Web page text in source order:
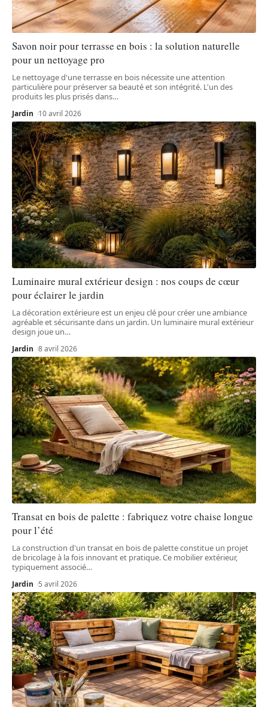
Savon noir pour terrasse en bois : la solution naturelle
pour un nettoyage pro
Le nettoyage d'une terrasse en bois nécessite une attention
particulière pour préserver sa beauté et son intégrité. L'un des
produits les plus prisés dans…
Jardin 10 avril 2026
Luminaire mural extérieur design : nos coups de cœur
pour éclairer le jardin
La décoration extérieure est un enjeu clé pour créer une ambiance
agréable et sécurisante dans un jardin. Un luminaire mural extérieur
design joue un…
Jardin 8 avril 2026
Transat en bois de palette : fabriquez votre chaise longue
pour l’été
La construction d'un transat en bois de palette constitue un projet
de bricolage à la fois innovant et pratique. Ce mobilier extérieur,
typiquement associé…
Jardin 5 avril 2026